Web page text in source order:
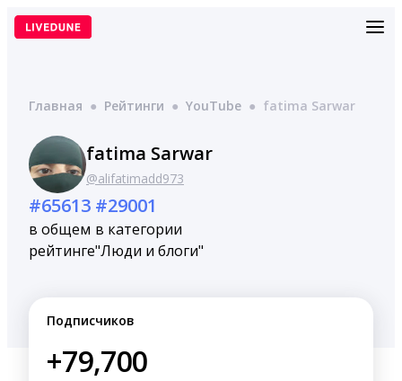
Перейти
Главная ● Рейтинги ● YouTube ● fatima Sarwar
fatima Sarwar
@alifatimadd973
#65613
в общем
рейтинге
#29001
в категории
"Люди и блоги"
Подписчиков
+79,700